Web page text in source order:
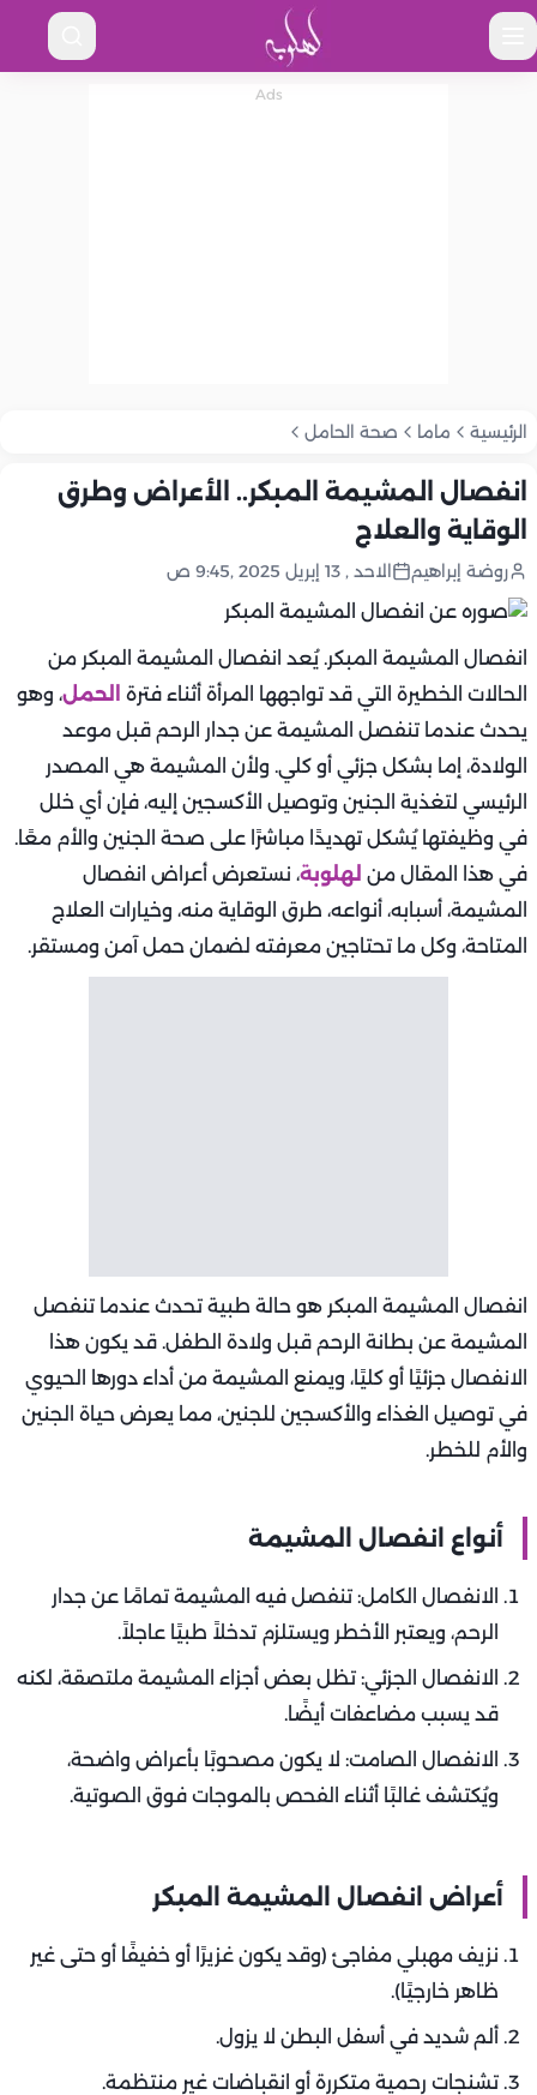
الرئيسية ماما صحة الحامل
انفصال المشيمة المبكر.. الأعراض وطرق
الوقاية والعلاج
روضة إبراهيم الاحد , 13 إبريل 2025 ,9:45 ص
انفصال المشيمة المبكر. يُعد انفصال المشيمة المبكر من
الحالات الخطيرة التي قد تواجهها المرأة أثناء فترة
الحمل، وهو
يحدث عندما تنفصل المشيمة عن جدار الرحم قبل موعد
الولادة، إما بشكل جزئي أو كلي. ولأن المشيمة هي المصدر
الرئيسي لتغذية الجنين وتوصيل الأكسجين إليه، فإن أي خلل
في وظيفتها يُشكل تهديدًا مباشرًا على صحة الجنين والأم معًا.
في هذا المقال من لهلوبة، نستعرض أعراض انفصال
المشيمة، أسبابه، أنواعه، طرق الوقاية منه، وخيارات العلاج
المتاحة، وكل ما تحتاجين معرفته لضمان حمل آمن ومستقر.
انفصال المشيمة المبكر هو حالة طبية تحدث عندما تنفصل
المشيمة عن بطانة الرحم قبل ولادة الطفل. قد يكون هذا
الانفصال جزئيًا أو كليًا، ويمنع المشيمة من أداء دورها الحيوي
في توصيل الغذاء والأكسجين للجنين، مما يعرض حياة الجنين
والأم للخطر.
أنواع انفصال المشيمة
الانفصال الكامل: تنفصل فيه المشيمة تمامًا عن جدار
الرحم، ويعتبر الأخطر ويستلزم تدخلاً طبيًا عاجلاً.
الانفصال الجزئي: تظل بعض أجزاء المشيمة ملتصقة، لكنه
قد يسبب مضاعفات أيضًا.
الانفصال الصامت: لا يكون مصحوبًا بأعراض واضحة،
ويُكتشف غالبًا أثناء الفحص بالموجات فوق الصوتية.
أعراض انفصال المشيمة المبكر
نزيف مهبلي مفاجئ (وقد يكون غزيرًا أو خفيفًا أو حتى غير
ظاهر خارجيًا).
ألم شديد في أسفل البطن لا يزول.
تشنجات رحمية متكررة أو انقباضات غير منتظمة.